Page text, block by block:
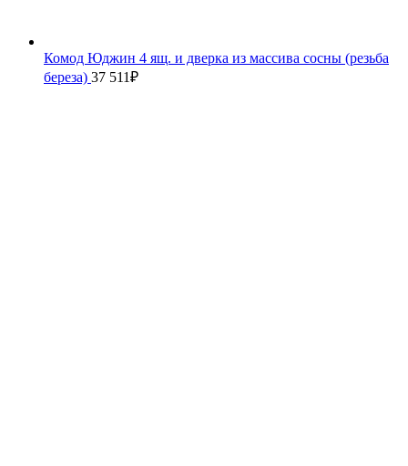
Комод Юджин 4 ящ. и дверка из массива сосны (резьба
береза) 37 511₽